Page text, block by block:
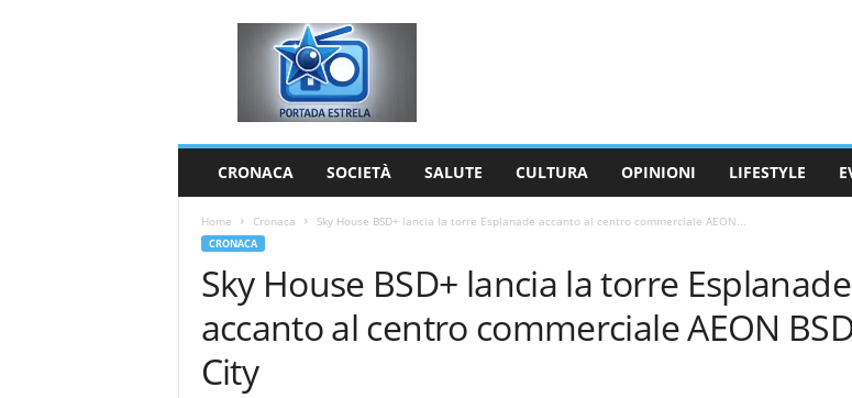
CRONACA SOCIETÀ SALUTE CULTURA OPINIONI LIFESTYLE
Home Cronaca Sky House BSD+ lancia la torre Esplanade accanto al centro commerciale AEON...
CRONACA
Sky House BSD+ lancia la torre Esplanade
accanto al centro commerciale AEON
City